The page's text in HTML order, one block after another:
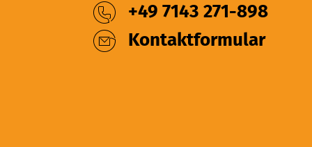
+49 7143 271-898
Kontaktformular